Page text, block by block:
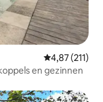
Gemiddelde
4,87 (211)
en gezinnen